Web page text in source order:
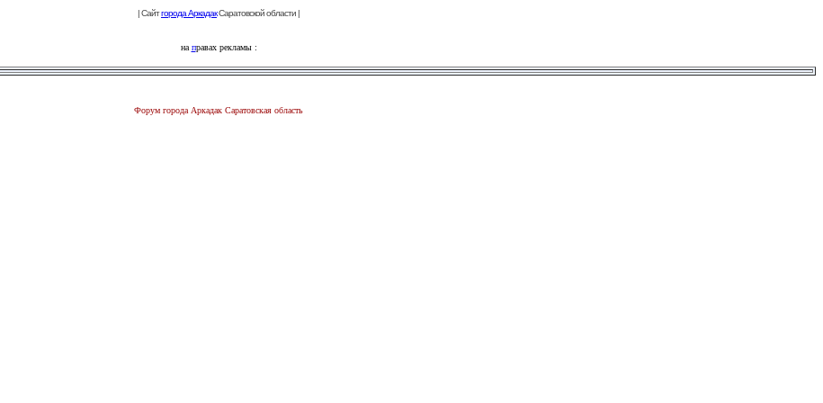
| Сайтгорода АркадакСаратовской области |
на правах рекламы :
Форум города Аркадак Саратовская область